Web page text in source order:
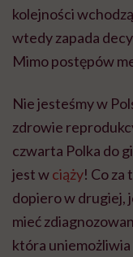
kolejności
wtedy zapada
Mimo postępów
Nie jesteśmy w
zdrowie
czwarta Polka do
jest wciąży! Co za
dopiero w drugiej,
mieć
która uniemożliwia